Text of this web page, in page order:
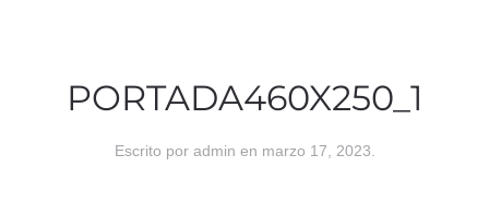
PORTADA460X250_1
Escrito por admin en marzo 17, 2023